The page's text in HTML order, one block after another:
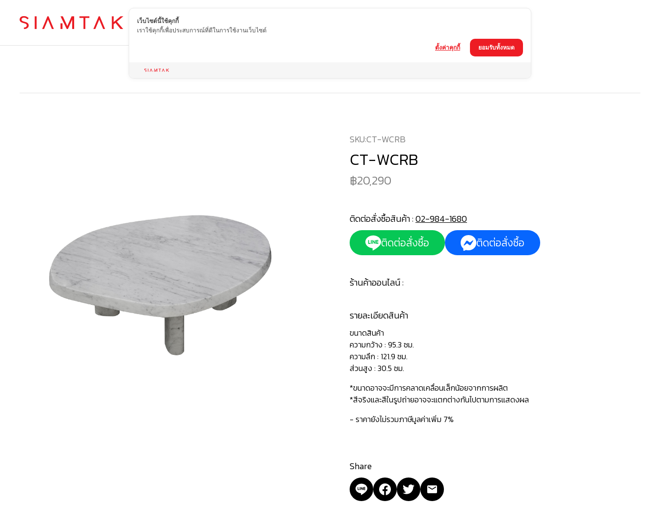
TH
SKU:CT-WCRB
CT-WCRB
20,290
ติดต่อสั่งซื้อสินค้า :02-984-1680
ติดต่อสั่งซื้อ ติดต่อสั่งซื้อ
ร้านค้าออนไลน์ :
รายละเอียดสินค้า
ขนาดสินค้า
ความกว้าง : 95.3 ซม.
ความลึก : 121.9 ซม.
ส่วนสูง : 30.5 ซม.
*ขนาดอาจจะมีการคลาดเคลื่อนเล็กน้อยจากการผลิต
*สีจริงและสีในรูปถ่ายอาจจะแตกต่างกันไปตามการแสดงผล
- ราคายังไม่รวมภาษีมูลค่าเพิ่ม 7%
Share
เว็บไซต์นี้ใช้คุกกี้
เราใช้คุกกี้เพื่อประสบการณ์ที่ดีในการใช้งานเว็บไซต์
ยอมรับทั้งหมด
ตั้งค่าคุกกี้